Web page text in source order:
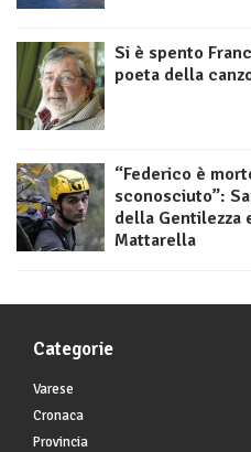
Si è spento
poeta della
“Federico è
sconosciuto”:
della Gentilezza
Mattarella
Categorie
Varese
Cronaca
Provincia